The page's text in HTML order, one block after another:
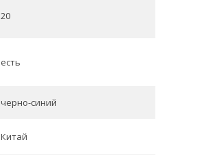
20
есть
черно-синий
Китай